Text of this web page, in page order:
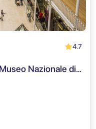
4.7
Edimburgo: Tour Guidato del Museo Nazionale di Scozia